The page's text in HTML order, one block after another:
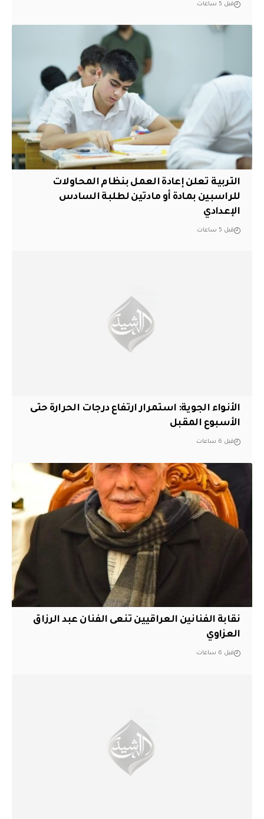
قبل 5 ساعات
التربية تعلن إعادة العمل بنظام المحاولات
للراسبين بمادة أو مادتين لطلبة السادس
الإعدادي
قبل 5 ساعات
الأنواء الجوية: استمرار ارتفاع درجات الحرارة حتى
الأسبوع المقبل
قبل 6 ساعات
نقابة الفنانين العراقيين تنعى الفنان عبد الرزاق
العزاوي
قبل 6 ساعات